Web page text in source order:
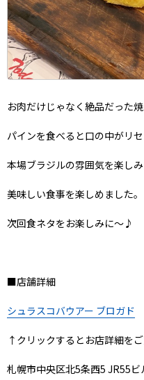
お肉だけじゃなく絶品だった焼
パインを食べると口の中がリセ
本場ブラジルの雰囲気を楽し
美味しい食事を楽しめました。
次回食ネタをお楽しみに～♪
■店舗詳細
シュラスコバウアー ブロガド
↑クリックするとお店詳細をご
札幌市中央区北5条西5 JR55ビ